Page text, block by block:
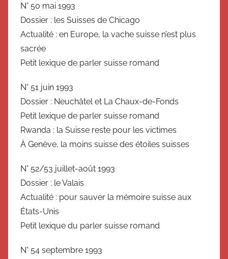
N° 50 mai 1993
Dossier : les Suisses de Chicago
Actualité : en Europe, la vache suisse n’est plus
sacrée
Petit lexique de parler suisse romand
N° 51 juin 1993
Dossier : Neuchâtel et La Chaux-de-Fonds
Petit lexique de parler suisse romand
Rwanda : la Suisse reste pour les victimes
À Genève, la moins suisse des étoiles suisses
N° 52/53 juillet-août 1993
Dossier : le Valais
Actualité : pour sauver la mémoire suisse aux
États-Unis
Petit lexique du parler suisse romand
N° 54 septembre 1993